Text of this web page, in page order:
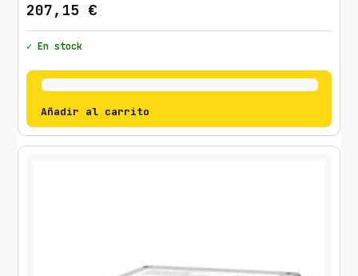
207,15 €
✓ En stock
Añadir al carrito